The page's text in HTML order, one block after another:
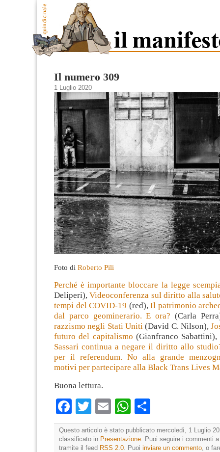
Il numero 309
1 Luglio 2020
Foto di Roberto Pili
Perché è importante bloccare la legge
Deliperi),Videoconferenza sul diritto alla
tempi del COVID-19 (red),Il patrimonio
dal parco geominerario. E ora? (Carla
razzismo negli Stati Uniti(David C. Nilson),
futuro del capitalismo (Gianfranco Sabattini),
Sassari continua a negare il diritto allo
per il referendum. No alla grande
motivi per partecipare alla Black Trans Lives
Buona lettura.
Facebook
TwitterEmailWhatsApp
Questo articolo è stato pubblicato mercoledì, 1 Luglio
classificato in Presentazione . Puoi seguire i commenti
tramite il feed RSS 2.0 . Puoi inviare un commento , o